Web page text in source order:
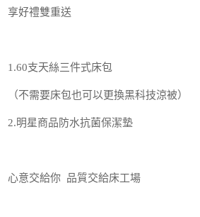
享好禮雙重送
1.60支天絲三件式床包
（不需要床包也可以更換黑科技涼被）
2.明星商品防水抗菌保潔墊
心意交給你 品質交給床工場